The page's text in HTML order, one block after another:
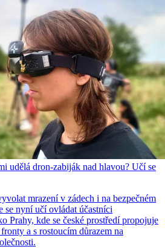
udělá dron-zabiják nad hlavou? Učí se
mrazení v zádech i na bezpečném
se nyní učí ovládat účastníci
Prahy, kde se české prostředí propojuje
a s rostoucím důrazem na